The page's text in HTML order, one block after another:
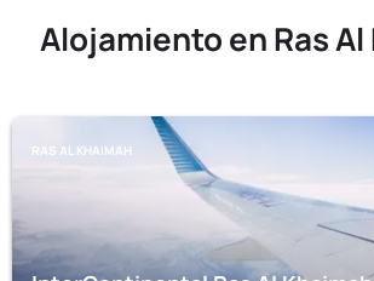
Alojamiento en Ras Al
RAS AL KHAIMAH